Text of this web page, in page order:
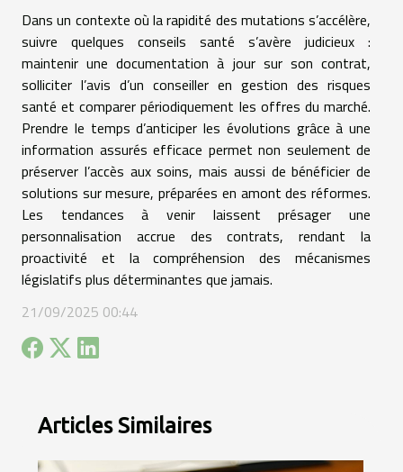
Dans un contexte où la rapidité des mutations s’accélère,
suivre quelques conseils santé s’avère judicieux :
maintenir une documentation à jour sur son contrat,
solliciter l’avis d’un conseiller en gestion des risques
santé et comparer périodiquement les offres du marché.
Prendre le temps d’anticiper les évolutions grâce à une
information assurés efficace permet non seulement de
préserver l’accès aux soins, mais aussi de bénéficier de
solutions sur mesure, préparées en amont des réformes.
Les tendances à venir laissent présager une
personnalisation accrue des contrats, rendant la
proactivité et la compréhension des mécanismes
législatifs plus déterminantes que jamais.
21/09/2025 00:44
Articles Similaires